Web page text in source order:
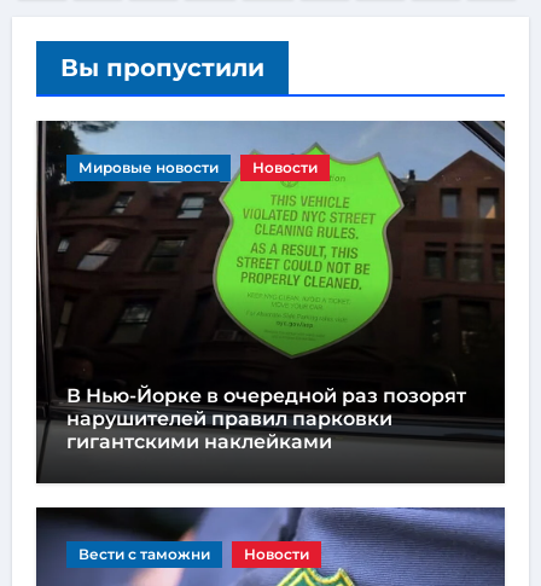
Вы пропустили
Мировые новости Новости
В Нью-Йорке в очередной раз позорят
нарушителей правил парковки
гигантскими наклейками
Вести с таможни Новости